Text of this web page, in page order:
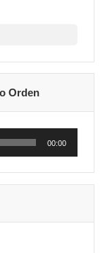
Orden
00:00